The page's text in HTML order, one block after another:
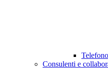
Consulenti e